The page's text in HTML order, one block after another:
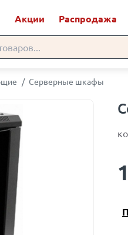
Акции Распродажа
/ Серверные шкафы